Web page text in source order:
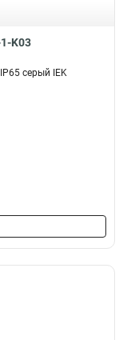
K03
серый IEK